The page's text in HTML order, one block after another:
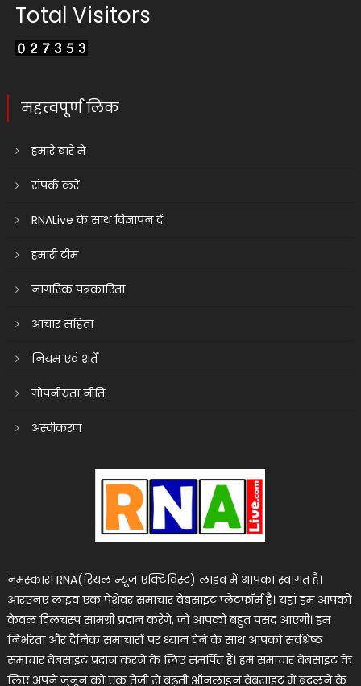
Total Visitors
महत्वपूर्ण लिंक
हमारे बारे में
संपर्क करें
RNALive के साथ विज्ञापन दें
हमारी टीम
नागरिक पत्रकारिता
आचार संहिता
नियम एवं शर्तें
गोपनीयता नीति
अस्वीकरण
नमस्कार! RNA(रियल न्यूज एक्टिविस्ट) लाइव में आपका स्वागत है।
आरएनए लाइव एक पेशेवर समाचार वेबसाइट प्लेटफॉर्म है। यहां हम आपको
केवल दिलचस्प सामग्री प्रदान करेंगे, जो आपको बहुत पसंद आएगी। हम
निर्भरता और दैनिक समाचारों पर ध्यान देने के साथ आपको सर्वश्रेष्ठ
समाचार वेबसाइट प्रदान करने के लिए समर्पित हैं। हम समाचार वेबसाइट के
लिए अपने जुनून को एक तेजी से बढ़ती ऑनलाइन वेबसाइट में बदलने के